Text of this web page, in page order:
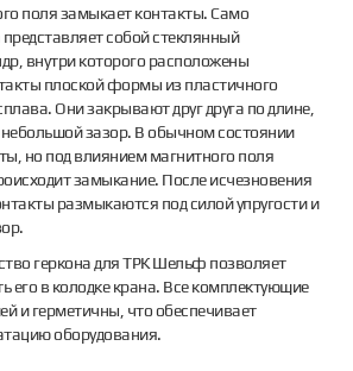
поля замыкает контакты. Само
представляет собой стеклянный
внутри которого расположены
плоской формы из пластичного
Они закрывают друг друга по длине,
зазор. В обычном состоянии
но под влиянием магнитного поля
замыкание. После исчезновения
размыкаются под силой упругости и
геркона для ТРК Шельф позволяет
его в колодке крана. Все комплектующие
и герметичны, что обеспечивает
оборудования.